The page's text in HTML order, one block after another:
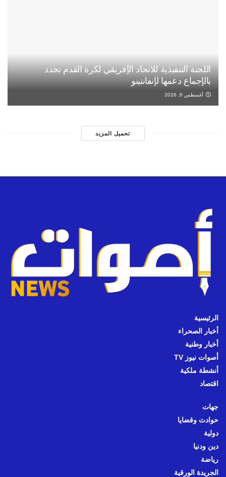
اللجنة التنفيذية للاتحاد الإفريقي لكرة القدم تجدد
بالإجماع دعمها لإنفانتينو
أغسطس 6, 2026
تحميل المزيد
الرئيسية
أخبار الصحراء
أخبار وطنية
أصوات نيوز TV
أنشطة ملكية
اقتصاد
جهات
حوادث وقضايا
دولية
دين ودنيا
رياضة
الجريدة الورقية